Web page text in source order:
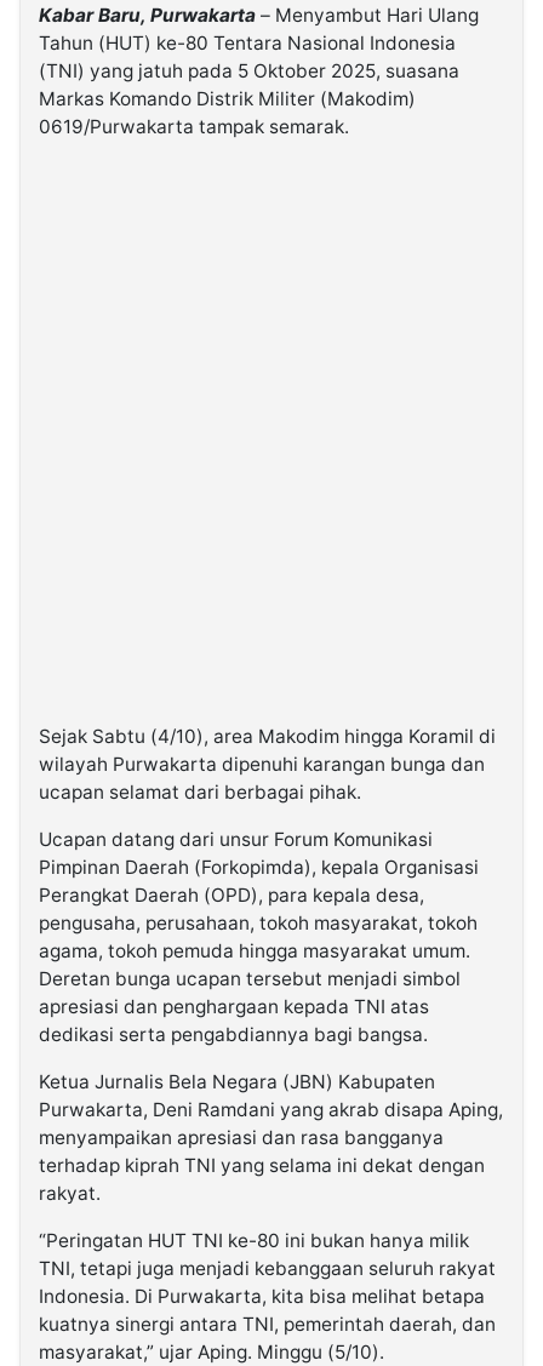
Kabarbaru.co
2026
Kabar Baru, Purwakarta – Menyambut Hari Ulang
Tahun (HUT) ke-80 Tentara Nasional Indonesia
(TNI) yang jatuh pada 5 Oktober 2025, suasana
Markas Komando Distrik Militer (Makodim)
0619/Purwakarta tampak semarak.
Sejak Sabtu (4/10), area Makodim hingga Koramil di
wilayah Purwakarta dipenuhi karangan bunga dan
ucapan selamat dari berbagai pihak.
Ucapan datang dari unsur Forum Komunikasi
Pimpinan Daerah (Forkopimda), kepala Organisasi
Perangkat Daerah (OPD), para kepala desa,
pengusaha, perusahaan, tokoh masyarakat, tokoh
agama, tokoh pemuda hingga masyarakat umum.
Deretan bunga ucapan tersebut menjadi simbol
apresiasi dan penghargaan kepada TNI atas
dedikasi serta pengabdiannya bagi bangsa.
Ketua Jurnalis Bela Negara (JBN) Kabupaten
Purwakarta, Deni Ramdani yang akrab disapa Aping,
menyampaikan apresiasi dan rasa bangganya
terhadap kiprah TNI yang selama ini dekat dengan
rakyat.
“Peringatan HUT TNI ke-80 ini bukan hanya milik
TNI, tetapi juga menjadi kebanggaan seluruh rakyat
Indonesia. Di Purwakarta, kita bisa melihat betapa
kuatnya sinergi antara TNI, pemerintah daerah, dan
masyarakat,” ujar Aping. Minggu (5/10).